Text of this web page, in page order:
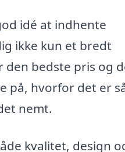
idé at indhente
ikke kun et bredt
den bedste pris og
på, hvorfor det er
nemt.
kvalitet, design